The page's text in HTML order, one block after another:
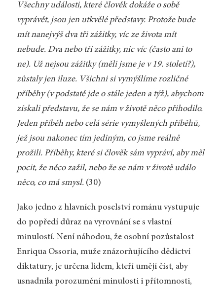
Všechny události, které člověk dokáže o sobě
vyprávět, jsou jen utkvělé představy. Protože bude
mít nanejvýš dva tři zážitky, víc ze života mít
nebude. Dva nebo tři zážitky, nic víc (často ani to
ne). Už nejsou zážitky (měli jsme je v 19. století?),
zůstaly jen iluze. Všichni si vymýšlíme rozličné
příběhy (v podstatě jde o stále jeden a týž), abychom
získali představu, že se nám v životě něco přihodilo.
Jeden příběh nebo celá série vymyšlených příběhů,
jež jsou nakonec tím jediným, co jsme reálně
prožili. Příběhy, které si člověk sám vypráví, aby měl
pocit, že něco zažil, nebo že se nám v životě událo
něco, co má smysl.(30)
Jako jedno z hlavních poselství románu vystupuje
do popředí důraz na vyrovnání se s vlastní
minulostí. Není náhodou, že osobní pozůstalost
Enriqua Ossoria, muže znázorňujícího dědictví
diktatury, je určena lidem, kteří umějí číst, aby
usnadnila porozumění minulosti i přítomnosti,